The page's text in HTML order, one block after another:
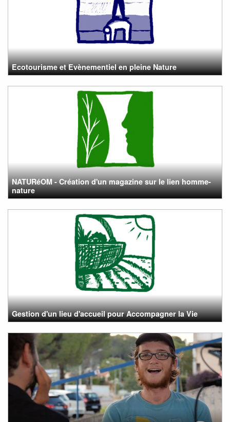
Ecotourisme et Evènementiel en pleine Nature
NATURéOM - Création d'un magazine sur le lien homme-
nature
Gestion d'un lieu d'accueil pour Accompagner la Vie